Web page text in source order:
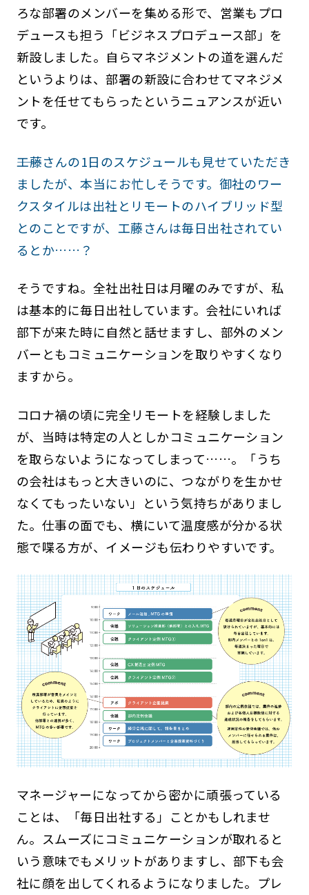
ろな部署のメンバーを集める形で、営業もプロ
デュースも担う「ビジネスプロデュース部」を
新設しました。自らマネジメントの道を選んだ
というよりは、部署の新設に合わせてマネジメ
ントを任せてもらったというニュアンスが近い
です。
――工藤さんの1日のスケジュールも見せていただき
ましたが、本当にお忙しそうです。御社のワー
クスタイルは出社とリモートのハイブリッド型
とのことですが、工藤さんは毎日出社されてい
るとか……？
そうですね。全社出社日は月曜のみですが、私
は基本的に毎日出社しています。会社にいれば
部下が来た時に自然と話せますし、部外のメン
バーともコミュニケーションを取りやすくなり
ますから。
コロナ禍の頃に完全リモートを経験しました
が、当時は特定の人としかコミュニケーション
を取らないようになってしまって……。「うち
の会社はもっと大きいのに、つながりを生かせ
なくてもったいない」という気持ちがありまし
た。仕事の面でも、横にいて温度感が分かる状
態で喋る方が、イメージも伝わりやすいです。
マネージャーになってから密かに頑張っている
ことは、「毎日出社する」ことかもしれませ
ん。スムーズにコミュニケーションが取れると
いう意味でもメリットがありますし、部下も会
社に顔を出してくれるようになりました。プレ